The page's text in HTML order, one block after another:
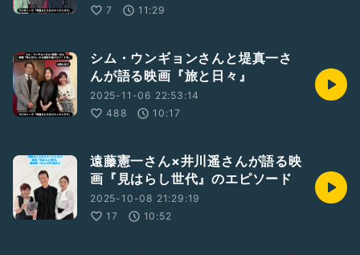
7
11:29
シム・ウンギョンさんと堤真一さ
んが語る映画『旅と日々』
2025-11-06 22:53:14
488
10:17
遠藤憲一さん×井川遥さんが語る映
画『見はらし世代』のエピソード
2025-10-08 21:29:19
17
10:52